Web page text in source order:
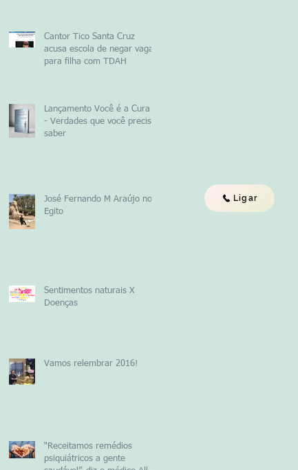
Ligar
Cantor Tico Santa Cruz
acusa escola de negar vaga
para filha com TDAH
Lançamento Você é a Cura 2
- Verdades que você precisa
saber
José Fernando M Araújo no
Egito
Sentimentos naturais X
Doenças
Vamos relembrar 2016!
“Receitamos remédios
psiquiátricos a gente